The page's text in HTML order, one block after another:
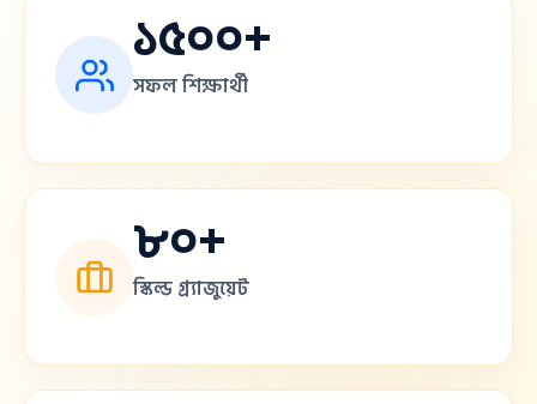
১৫০০+
সফল শিক্ষার্থী
৮০+
স্কিল্ড গ্র্যাজুয়েট